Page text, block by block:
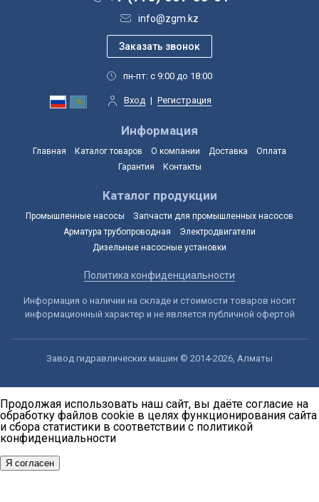
info@zgm.kz
пн-пт: с 9:00 до 18:00
Вход | Регистрация
Информация
Главная Каталог товаров О компании Доставка
Оплата
Гарантия
Контакты
Каталог продукции
Промышленные насосы
Запчасти для промышленных насосов
Арматура трубопроводная
Электродвигатели
Дизельные насосные установки
Политика конфиденциальности
Информация о наличии на складе и стоимости товаров носит
информационный характер и не является публичной офертой
Завод гидравлических машин © 2014-2026, Алматы
Продолжая использовать наш сайт, вы даёте согласие на
обработку файлов cookie в целях функционирования сайта
и сбора статистики в соответствии с политикой
конфиденциальности
Я согласен